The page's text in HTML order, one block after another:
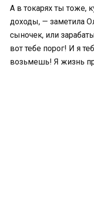
А в токарях ты тоже,
доходы, — заметила
сыночек, или
вот тебе порог! И я
возьмешь! Я жизнь